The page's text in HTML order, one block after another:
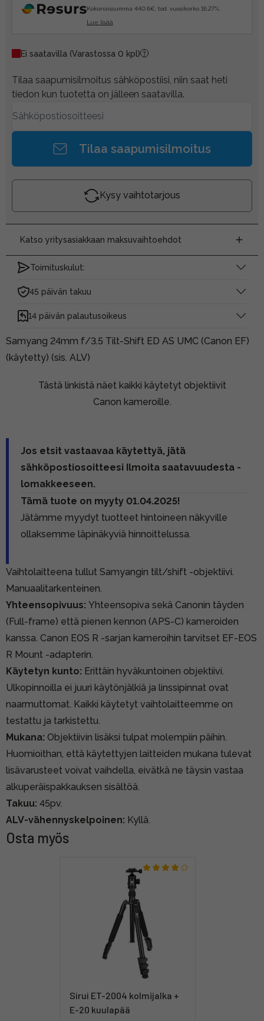
Kokonaissumma 440.6€, tod. vuosikorko 16.27%.
Lue lisää
Ei saatavilla (Varastossa 0 kpl)
Tilaa saapumisilmoitus sähköpostiisi, niin saat heti
tiedon kun tuotetta on jälleen saatavilla.
Tilaa saapumisilmoitus
Kysy vaihtotarjous
Katso yritysasiakkaan maksuvaihtoehdot
Toimituskulut:
45 päivän takuu
14 päivän palautusoikeus
Samyang 24mm f/3.5 Tilt-Shift ED AS UMC (Canon EF)
(käytetty) (sis. ALV)
Tästä linkistä näet kaikki käytetyt objektiivit
Canon kameroille.
Jos etsit vastaavaa käytettyä, jätä
sähköpostiosoitteesi Ilmoita saatavuudesta -
lomakkeeseen.
Tämä tuote on myyty 01.04.2025!
Jätämme myydyt tuotteet hintoineen näkyville
ollaksemme läpinäkyviä hinnoittelussa.
Vaihtolaitteena tullut Samyangin tilt/shift -objektiivi.
Manuaalitarkenteinen.
Yhteensopivuus: Yhteensopiva sekä Canonin täyden
(Full-frame) että pienen kennon (APS-C) kameroiden
kanssa. Canon EOS R -sarjan kameroihin tarvitset EF-EOS
R Mount -adapterin.
Käytetyn kunto: Erittäin hyväkuntoinen objektiivi.
Ulkopinnoilla ei juuri käytönjälkiä ja linssipinnat ovat
naarmuttomat. Kaikki käytetyt vaihtolaitteemme on
testattu ja tarkistettu.
Mukana: Objektiivin lisäksi tulpat molempiin päihin.
Huomioithan, että käytettyjen laitteiden mukana tulevat
lisävarusteet voivat vaihdella, eivätkä ne täysin vastaa
alkuperäispakkauksen sisältöä.
Takuu: 45pv.
ALV-vähennyskelpoinen: Kyllä.
Osta myös
Sirui ET-2004 kolmijalka +
E-20 kuulapää